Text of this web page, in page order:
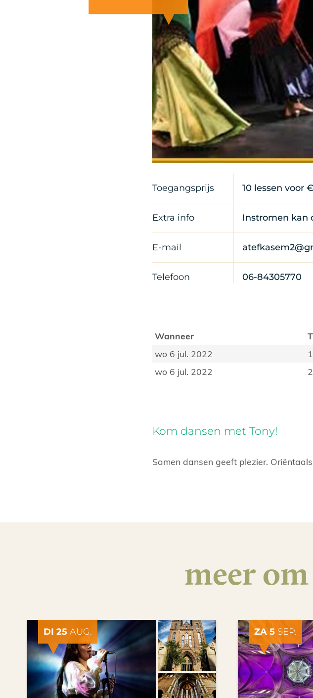
Artist
Toegangsprijs 10 lessen voor
Extra info Instromen kan
E-mail
Telefoon 06-84305770
Wanneer
wo 6 jul. 2022
wo 6 jul. 2022
Kom dansen met Tony!
Samen dansen geeft plezier.
meer
DI 25 AUG. ZA 5SEP.